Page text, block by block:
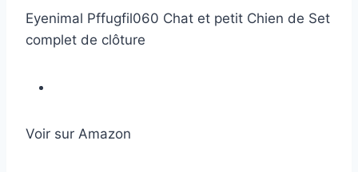
Eyenimal Pffugfil060 Chat et petit Chien de Set
complet de clôture
Voir sur Amazon